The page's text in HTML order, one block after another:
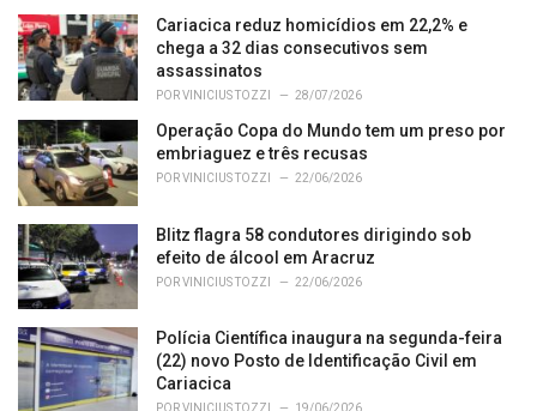
o
r
i
e
:
Cariacica reduz homicídios em 22,2% e
chega a 32 dias consecutivos sem
assassinatos
PORVINICIUS TOZZI 28/07/2026
Operação Copa do Mundo tem um preso por
embriaguez e três recusas
PORVINICIUS TOZZI 22/06/2026
Blitz flagra 58 condutores dirigindo sob
efeito de álcool em Aracruz
PORVINICIUS TOZZI 22/06/2026
Polícia Científica inaugura na segunda-feira
(22) novo Posto de Identificação Civil em
Cariacica